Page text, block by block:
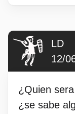
LD
12/
¿Quien
¿se sabe